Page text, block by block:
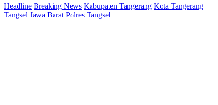
Headline Breaking News Kabupaten Tangerang Kota Tangerang
Tangsel Jawa Barat Polres Tangsel